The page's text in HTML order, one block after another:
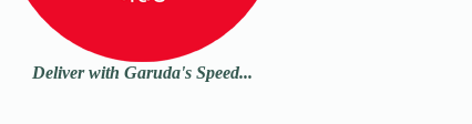
Deliver with Garuda's Speed...